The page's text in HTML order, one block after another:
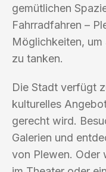
gemütlichen
Fahrradfahren –
Möglichkeiten, um
zu tanken.
Die Stadt verfügt
kulturelles
gerecht wird.
Galerien und
von Plewen. Oder